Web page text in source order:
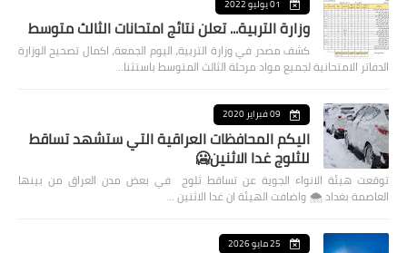
01 يوليو 2022
وزارة التربية... تعلن نتائج امتحانات الثالث متوسط
كشف مصدر في وزارة التربية، اليوم الجمعة، اكمال تصحيح الوزارة
الدفاتر الامتحانية لجميع مواد مرحلة الثالث المتوسط باستثنا…
09 فبراير 2020
اليكم المحافظات العراقية التي ستشهد تساقط
للثلوج غدا الاثنين🥶
توقعت هيئة الانواء الجوية عن تساقط ثلوج في بعض مدن العراق من بينها
العاصمة بغداد ⁦🌨️⁩ واضافت الهيئة ان غدا الاثنين …
25 مايو 2026